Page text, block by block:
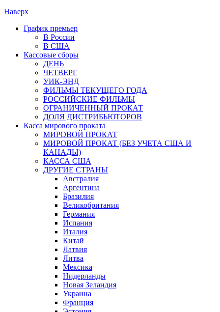
Наверх
График премьер
В России
В США
Кассовые сборы
ДЕНЬ
ЧЕТВЕРГ
УИК-ЭНД
ФИЛЬМЫ ТЕКУЩЕГО ГОДА
РОССИЙСКИЕ ФИЛЬМЫ
ОГРАНИЧЕННЫЙ ПРОКАТ
ДОЛЯ ДИСТРИБЬЮТОРОВ
Касса мирового проката
МИРОВОЙ ПРОКАТ
МИРОВОЙ ПРОКАТ (БЕЗ УЧЕТА США И
КАНАДЫ)
КАССА США
ДРУГИЕ СТРАНЫ
Австралия
Аргентина
Бразилия
Великобритания
Германия
Испания
Италия
Китай
Латвия
Литва
Мексика
Нидерланды
Новая Зеландия
Украина
Франция